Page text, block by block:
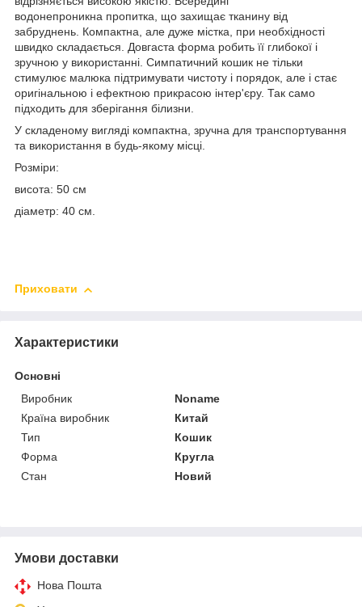
водонепроникна пропитка, що захищає тканину від
забруднень. Компактна, але дуже містка, при необхідності
швидко складається. Довгаста форма робить її глибокої і
зручною у використанні. Симпатичний кошик не тільки
стимулює малюка підтримувати чистоту і порядок, але і стає
оригінальною і ефектною прикрасою інтер'єру. Так само
підходить для зберігання білизни.
У складеному вигляді компактна, зручна для транспортування
та використання в будь-якому місці.
Розміри:
висота: 50 см
діаметр: 40 см.
Приховати
Характеристики
Основні
Виробник
Noname
Країна виробник
Китай
Тип
Кошик
Форма
Кругла
Стан
Новий
Умови доставки
Нова Пошта